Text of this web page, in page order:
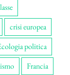
crisi europea
politica
Francia